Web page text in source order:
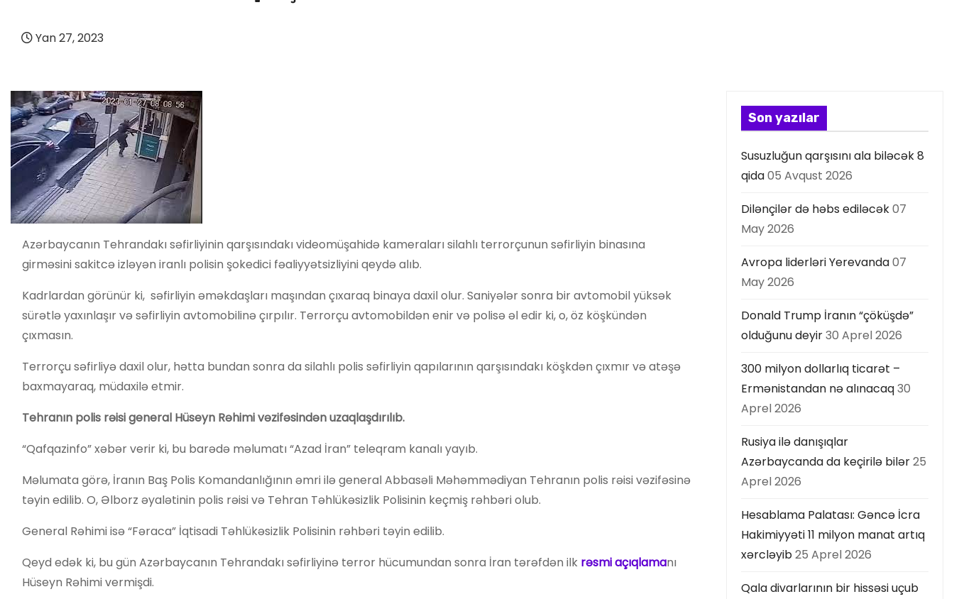
Yan 27, 2023
Azərbaycanın Tehrandakı səfirliyinin qarşısındakı videomüşahidə kameraları silahlı terrorçunun səfirliyin binasına
girməsini sakitcə izləyən iranlı polisin şokedici fəaliyyətsizliyini qeydə alıb.
Kadrlardan görünür ki, səfirliyin əməkdaşları maşından çıxaraq binaya daxil olur. Saniyələr sonra bir avtomobil yüksək
sürətlə yaxınlaşır və səfirliyin avtomobilinə çırpılır. Terrorçu avtomobildən enir və polisə əl edir ki, o, öz köşkündən
çıxmasın.
Terrorçu səfirliyə daxil olur, hətta bundan sonra da silahlı polis səfirliyin qapılarının qarşısındakı köşkdən çıxmır və atəşə
baxmayaraq, müdaxilə etmir.
Tehranın polis rəisi general Hüseyn Rəhimi vəzifəsindən uzaqlaşdırılıb.
“Qafqazinfo” xəbər verir ki, bu barədə məlumatı “Azad İran” teleqram kanalı yayıb.
Məlumata görə, İranın Baş Polis Komandanlığının əmri ilə general Abbasəli Məhəmmədiyan Tehranın polis rəisi vəzifəsinə
təyin edilib. O, Əlborz əyalətinin polis rəisi və Tehran Təhlükəsizlik Polisinin keçmiş rəhbəri olub.
General Rəhimi isə “Fəraca” İqtisadi Təhlükəsizlik Polisinin rəhbəri təyin edilib.
Qeyd edək ki, bu gün Azərbaycanın Tehrandakı səfirliyinə terror hücumundan sonra İran tərəfdən ilk rəsmi açıqlamanı
Hüseyn Rəhimi vermişdi.
Son yazılar
Susuzluğun qarşısını ala biləcək 8
qida05 Avqust 2026
Dilənçilər də həbs ediləcək07
May 2026
Avropa liderləri Yerevanda07
May 2026
Donald Trump İranın “çöküşdə”
olduğunu deyir30 Aprel 2026
300 milyon dollarlıq ticarət –
Ermənistandan nə alınacaq30
Aprel 2026
Rusiya ilə danışıqlar
Azərbaycanda da keçirilə bilər25
Aprel 2026
Hesablama Palatası: Gəncə İcra
Hakimiyyəti 11 milyon manat artıq
xərcləyib25 Aprel 2026
Qala divarlarının bir hissəsi uçub